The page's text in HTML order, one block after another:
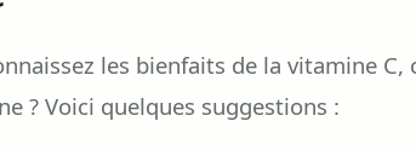
les bienfaits de la vitamine
? Voici quelques suggestions :